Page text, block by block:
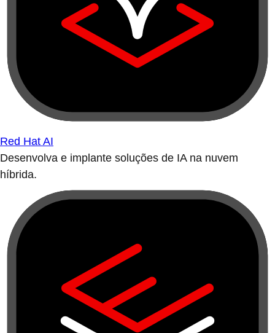
Red Hat AI
Desenvolva e implante soluções de IA na nuvem
híbrida.